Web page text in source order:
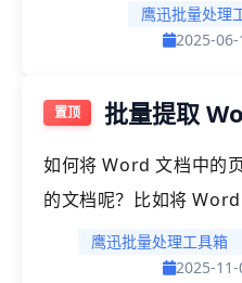
将 Word 文档打印出来
上水印是一个很重要的
们加水印操作起来是非
绍一下如何批量给多个
鹰迅批量处理
2025-
批量提取
如何将 Word 文档中的
的文档呢？比如将
来、将 Word 文档中的
者将 Word 文档中的中
鹰迅批量处理工具箱
2025-